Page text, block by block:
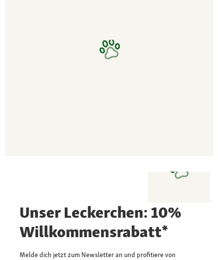
Unser Leckerchen: 10%
Willkommensrabatt*
Melde dich jetzt zum Newsletter an und profitiere von